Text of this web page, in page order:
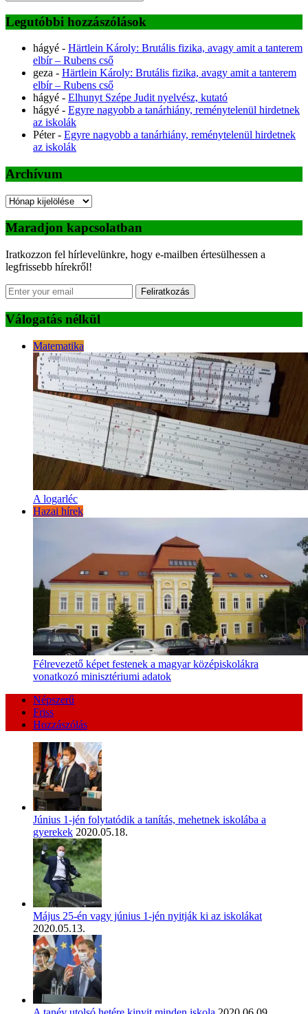
Legutóbbi hozzászólások
hágyé - Härtlein Károly: Brutális fizika, avagy amit a tanterem
elbír – Rubens cső
geza - Härtlein Károly: Brutális fizika, avagy amit a tanterem
elbír – Rubens cső
hágyé - Elhunyt Szépe Judit nyelvész, kutató
hágyé - Egyre nagyobb a tanárhiány, reménytelenül hirdetnek
az iskolák
Péter- Egyre nagyobb a tanárhiány, reménytelenül hirdetnek
az iskolák
Archívum
Archívum
Maradjon kapcsolatban
Iratkozzon fel hírlevelünkre, hogy e-mailben értesülhessen a
legfrissebb hírekről!
Feliratkozás
Válogatás nélkül
Matematika
A logarléc
Hazai hírek
Félrevezető képet festenek a magyar középiskolákra
vonatkozó minisztériumi adatok
Népszerű
Friss
Hozzászólás
Június 1-jén folytatódik a tanítás, mehetnek iskolába a
gyerekek 2020.05.18.
Május 25-én vagy június 1-jén nyitják ki az iskolákat
2020.05.13.